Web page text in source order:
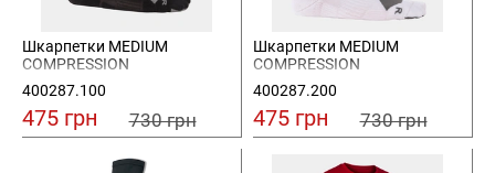
Шкарпетки MEDIUM
COMPRESSION
400287.100
475 грн 730 грн
Шкарпетки MEDIUM
COMPRESSION
400287.200
475 грн 730 грн